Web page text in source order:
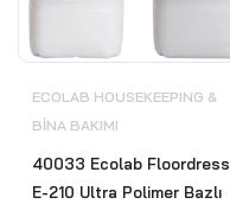
ECOLAB HOUSEKEEPING &
BİNA BAKIMI
40033 Ecolab Floordress
E-210 Ultra Polimer Bazlı